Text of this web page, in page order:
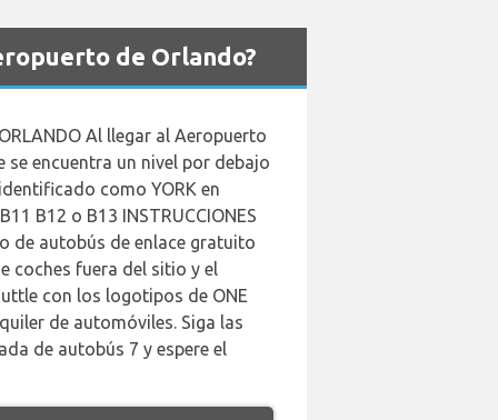
de Orlando?
ORLANDO Al llegar al Aeropuerto
encuentra un nivel por debajo
como YORK en
B12 o B13 INSTRUCCIONES
de autobús de enlace gratuito
coches fuera del sitio y el
con los logotipos de ONE
de automóviles. Siga las
de autobús 7 y espere el